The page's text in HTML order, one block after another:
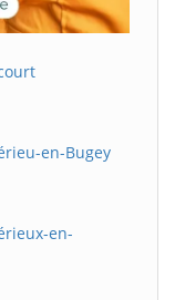
en-Bugey
en-